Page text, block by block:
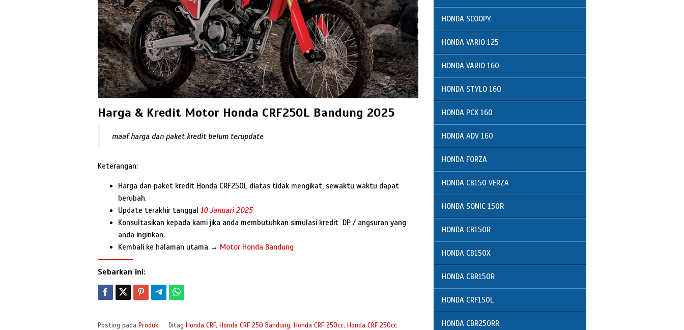
Harga & Kredit Motor Honda CRF250L Bandung 2025
maaf harga dan paket kredit belum terupdate
Keterangan:
Harga dan paket kredit Honda CRF250L diatas tidak mengikat, sewaktu waktu dapat
berubah.
Update terakhir tanggal 10 Januari 2025
Konsultasikan kepada kami jika anda membutuhkan simulasi kredit DP / angsuran yang
anda inginkan.
Kembali ke halaman utama → Motor Honda Bandung
Sebarkan ini:
Posting pada Produk Ditag Honda CRF, Honda CRF 250 Bandung, Honda CRF 250cc, Honda CRF 250cc
HONDA SCOOPY
HONDA VARIO 125
HONDA VARIO 160
HONDA STYLO 160
HONDA PCX 160
HONDA ADV 160
HONDA FORZA
HONDA CB150 VERZA
HONDA SONIC 150R
HONDA CB150R
HONDA CB150X
HONDA CBR150R
HONDA CRF150L
HONDA CBR250RR